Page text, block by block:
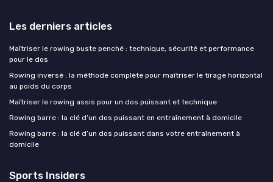
Les derniers articles
Maîtriser le rowing buste penché : technique, sécurité et performance
pour le dos
Rowing inversé : la méthode complète pour maîtriser le tirage horizontal
au poids du corps
Maîtriser le rowing assis pour un dos puissant et technique
Rowing barre : la clé d’un dos puissant en entraînement à domicile
Rowing barre : la clé d’un dos puissant dans votre entraînement à
domicile
Sports Insiders